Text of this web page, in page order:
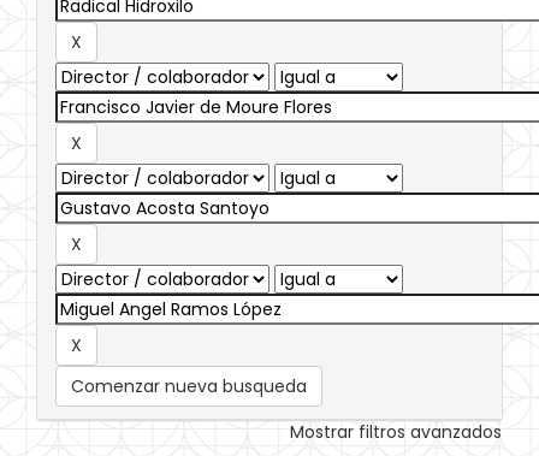
Comenzar nueva busqueda
Mostrar filtros avanzados